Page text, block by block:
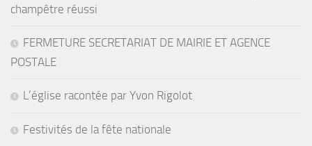
champêtre réussi
FERMETURE SECRETARIAT DE MAIRIE ET AGENCE
POSTALE
L’église racontée par Yvon Rigolot
Festivités de la fête nationale